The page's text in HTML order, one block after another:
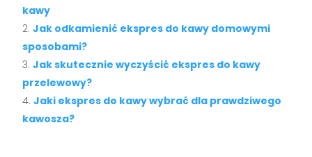
kawy
Jak odkamienić ekspres do kawy domowymi
sposobami?
Jak skutecznie wyczyścić ekspres do kawy
przelewowy?
Jaki ekspres do kawy wybrać dla prawdziwego
kawosza?